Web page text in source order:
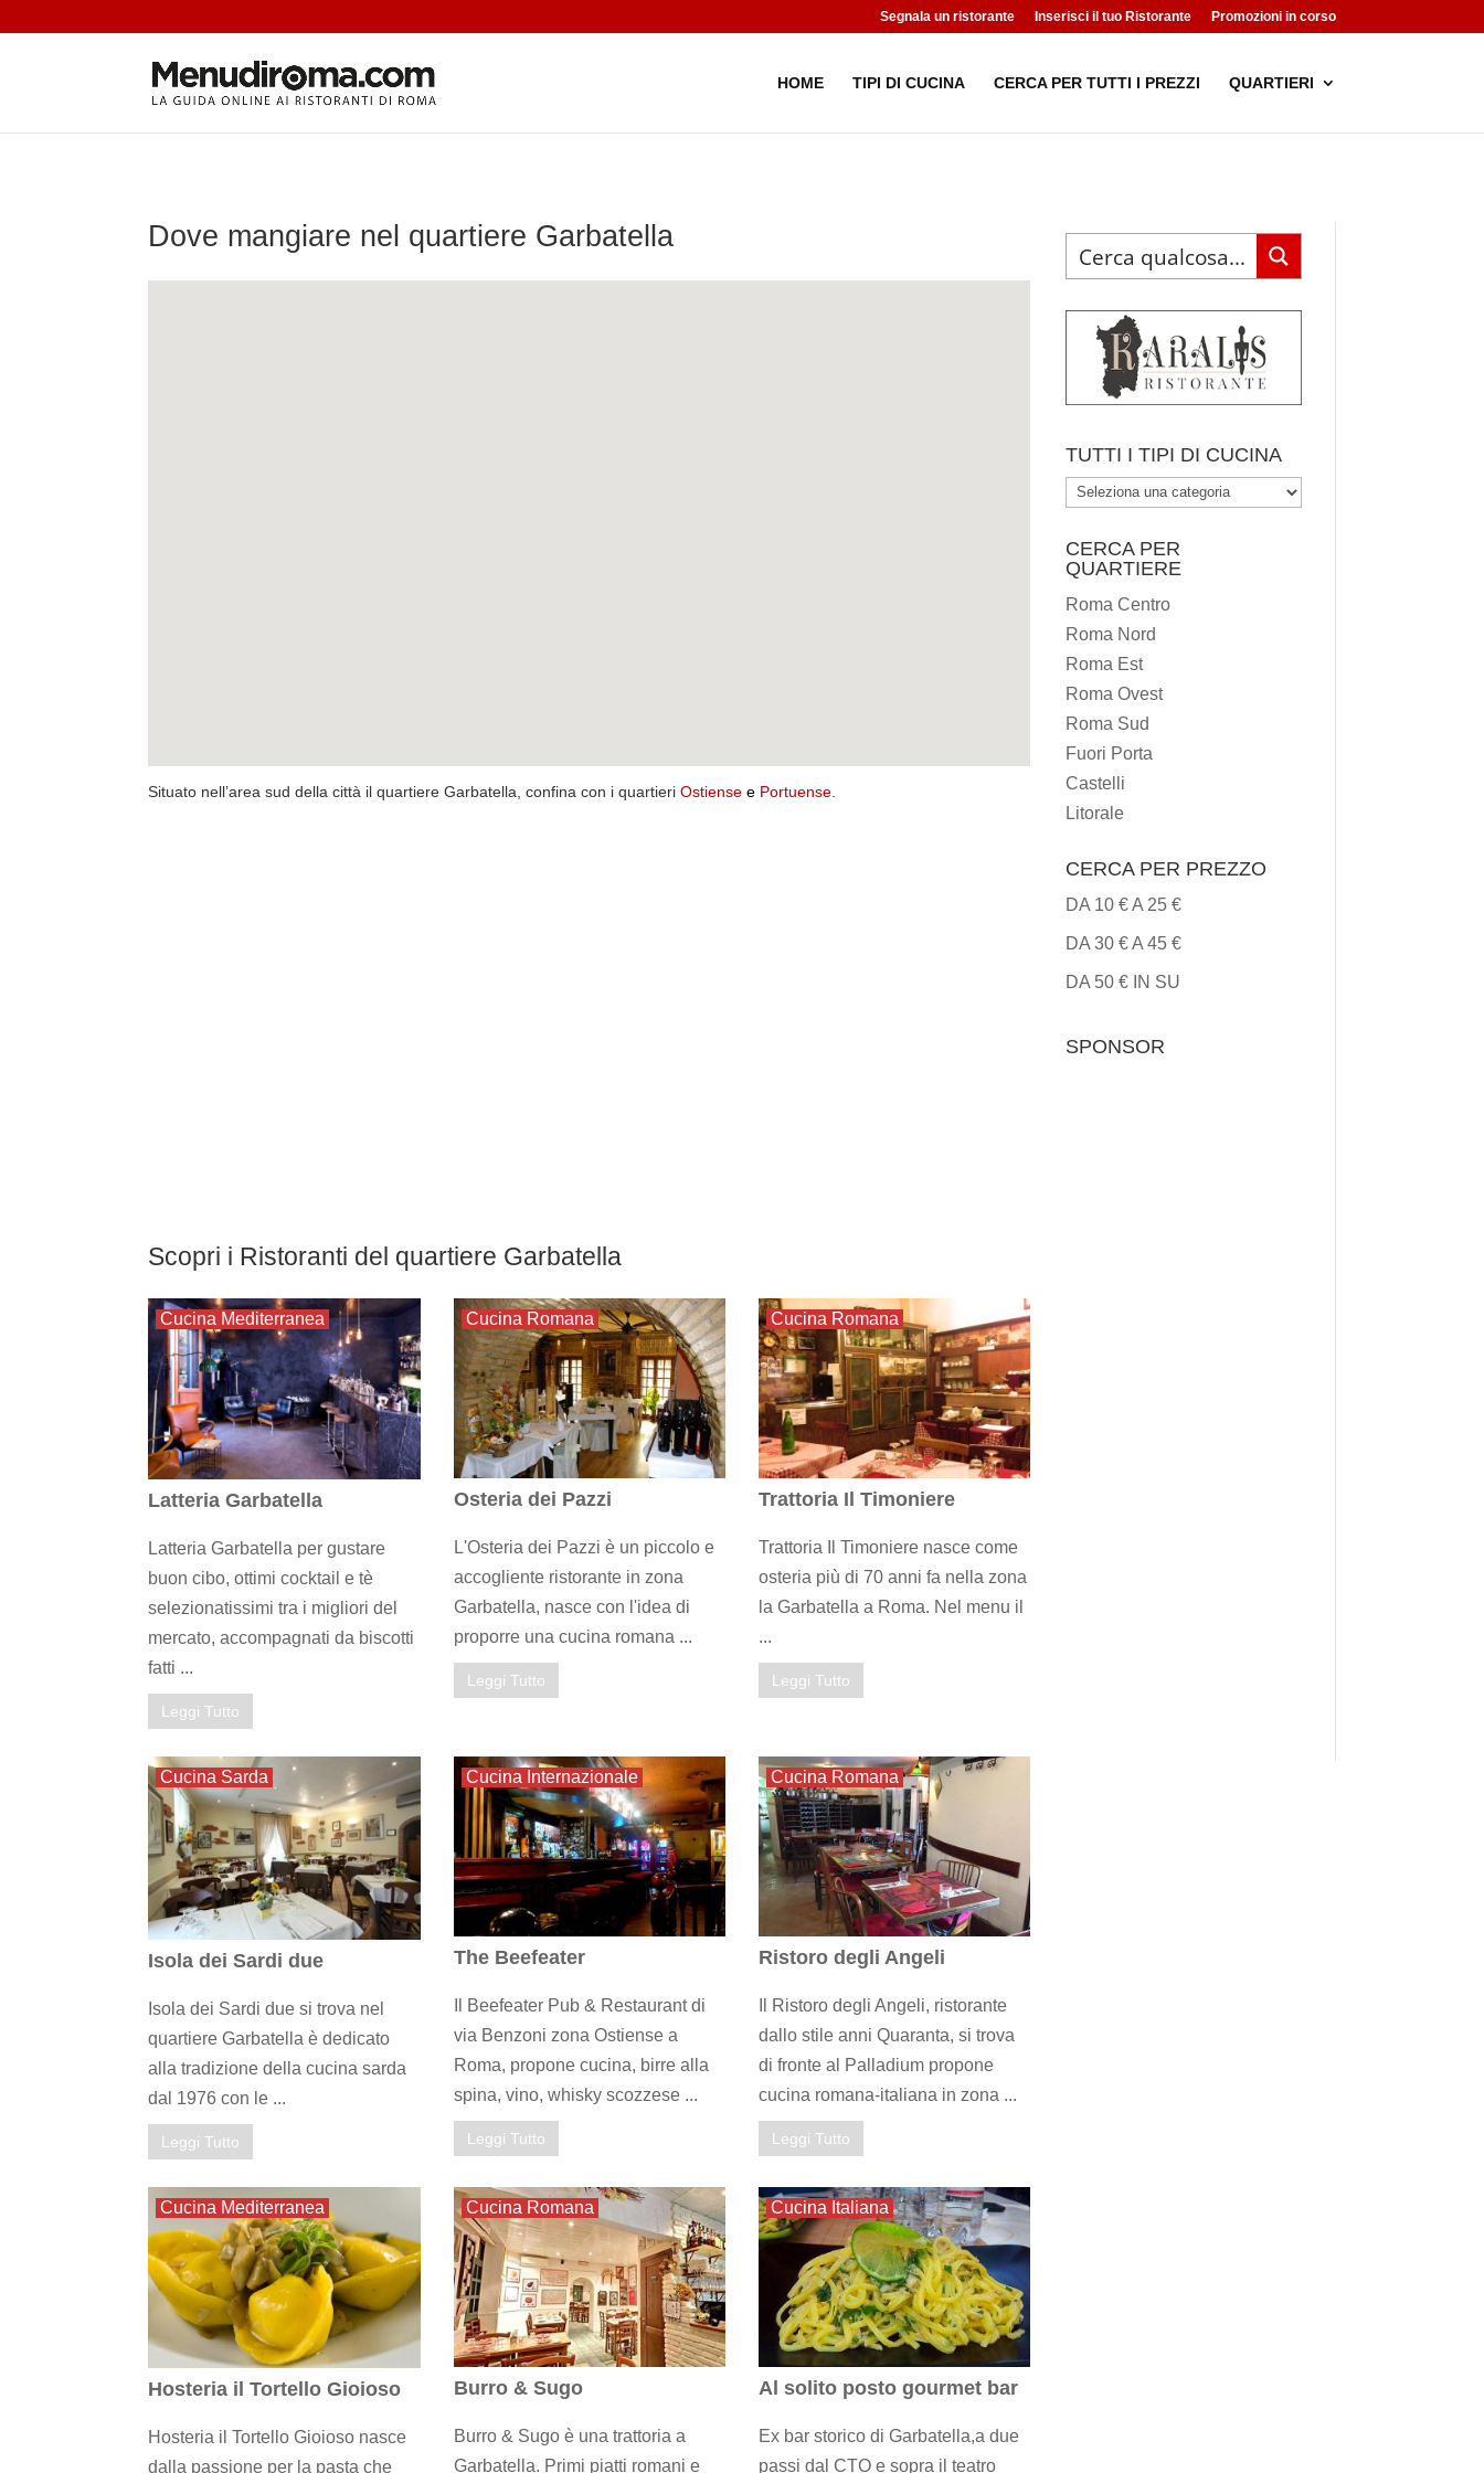
Segnala un ristorante Inserisci il tuo Ristorante Promozioni in corso
HOME TIPI DI CUCINA CERCA PER TUTTI I PREZZI QUARTIERI
Dove mangiare nel quartiere Garbatella
Situato nell’area sud della città il quartiere Garbatella, confina con i quartieriOstiense e Portuense
Scopri i Ristoranti del quartiere Garbatella
Cucina Mediterranea
Latteria Garbatella
Latteria Garbatella per gustare
buon cibo, ottimi cocktail e tè
selezionatissimi tra i migliori del
mercato, accompagnati da biscotti
fatti ...
Leggi Tutto
Cucina Romana
Osteria dei Pazzi
L'Osteria dei Pazzi è un piccolo e
accogliente ristorante in zona
Garbatella, nasce con l'idea di
proporre una cucina romana ...
Leggi Tutto
Cucina Romana
Trattoria Il Timoniere
Trattoria Il Timoniere nasce come
osteria più di 70 anni fa nella zona
la Garbatella a Roma. Nel menu il
...
Leggi Tutto
Cucina Sarda
Isola dei Sardi due
Isola dei Sardi due si trova nel
quartiere Garbatella è dedicato
alla tradizione della cucina sarda
dal 1976 con le ...
Leggi Tutto
Cucina Internazionale
The Beefeater
Il Beefeater Pub & Restaurant di
via Benzoni zona Ostiense a
Roma, propone cucina, birre alla
spina, vino, whisky scozzese ...
Leggi Tutto
Cucina Romana
Ristoro degli Angeli
Il Ristoro degli Angeli, ristorante
dallo stile anni Quaranta, si trova
di fronte al Palladium propone
cucina romana-italiana in zona ...
Leggi Tutto
Cucina Mediterranea
Hosteria il Tortello Gioioso
Hosteria il Tortello Gioioso nasce
dalla passione per la pasta che
Cucina Romana
Burro & Sugo
Burro & Sugo è una trattoria a
Garbatella. Primi piatti romani e
Cucina Italiana
Al solito posto gourmet bar
Ex bar storico di Garbatella,a due
passi dal CTO e sopra il teatro
TUTTI I TIPI DI CUCINA
TUTTI
TIPI
DI
CUCINA
CERCA PER
QUARTIERE
Roma Centro
Roma Nord
Roma Est
Roma Ovest
Roma Sud
Fuori Porta
Castelli
Litorale
CERCA PER PREZZO
DA 10 € A 25 €
DA 30 € A 45 €
DA 50 € IN SU
SPONSOR